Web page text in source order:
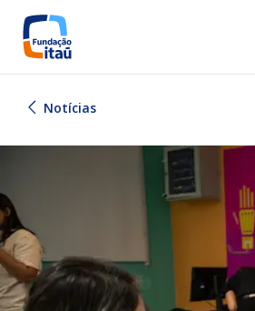
Notícias